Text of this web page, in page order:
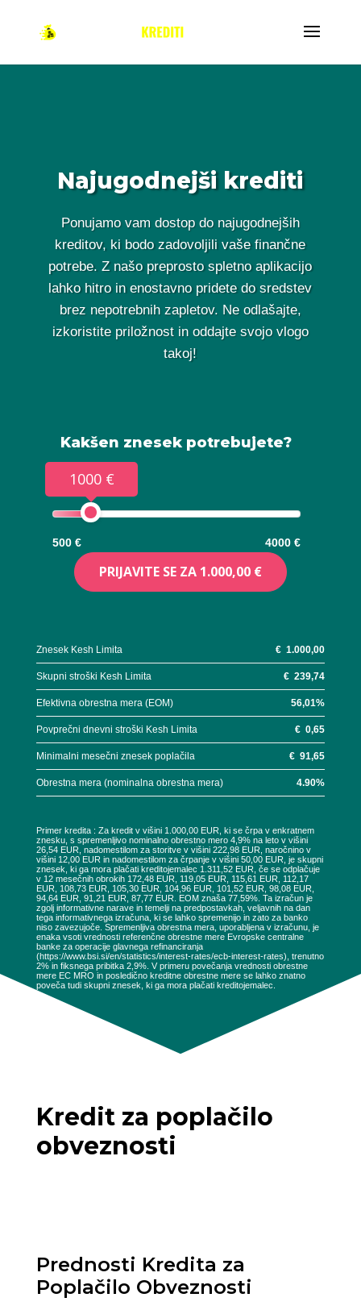
Najugodnejši krediti
Ponujamo vam dostop do najugodnejših
kreditov, ki bodo zadovoljili vaše finančne
potrebe. Z našo preprosto spletno aplikacijo
lahko hitro in enostavno pridete do sredstev
brez nepotrebnih zapletov. Ne odlašajte,
izkoristite priložnost in oddajte svojo vlogo
takoj!
Kakšen znesek potrebujete?
1000 €
500 € 4000 €
PRIJAVITE SE ZA 1.000,00 €
Znesek Kesh Limita €1.000,00
Skupni stroški Kesh Limita €239,74
Efektivna obrestna mera (EOM) 56,01%
Povprečni dnevni stroški Kesh Limita €0,65
Minimalni mesečni znesek poplačila €91,65
Obrestna mera (nominalna obrestna mera) 4.90%
Primer kredita : Za kredit v višini 1.000,00 EUR, ki se črpa v enkratnem
znesku, s spremenljivo nominalno obrestno mero 4,9% na leto v višini
26,54 EUR, nadomestilom za storitve v višini 222,98 EUR, naročnino v
višini 12,00 EUR in nadomestilom za črpanje v višini 50,00 EUR, je skupni
znesek, ki ga mora plačati kreditojemalec 1.311,52 EUR, če se odplačuje
v 12 mesečnih obrokih 172,48 EUR, 119,05 EUR, 115,61 EUR, 112,17
EUR, 108,73 EUR, 105,30 EUR, 104,96 EUR, 101,52 EUR, 98,08 EUR,
94,64 EUR, 91,21 EUR, 87,77 EUR. EOM znaša 77,59%. Ta izračun je
zgolj informativne narave in temelji na predpostavkah, veljavnih na dan
tega informativnega izračuna, ki se lahko spremenijo in zato za banko
niso zavezujoče. Spremenljiva obrestna mera, uporabljena v izračunu, je
enaka vsoti vrednosti referenčne obrestne mere Evropske centralne
banke za operacije glavnega refinanciranja
(https://www.bsi.si/en/statistics/interest-rates/ecb-interest-rates), trenutno
2% in fiksnega pribitka 2,9%. V primeru povečanja vrednosti obrestne
mere EC MRO in posledično kreditne obrestne mere se lahko znatno
poveča tudi skupni znesek, ki ga mora plačati kreditojemalec.
Kredit za poplačilo
obveznosti
Prednosti Kredita za
Poplačilo Obveznosti